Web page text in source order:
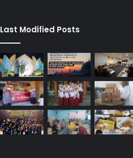
Last Modified Posts